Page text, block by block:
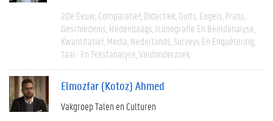
20e Eeuw Comparatief Didactiek Duits Engels Frans
Geschiedenis Hedendaags Iconografie En Beeldanalyse
Kwantitatief Media Nederlands Surveys En Enquêtering
Taal- En Tekstanalyse Veldonderzoek
Elmozfar (Kotoz) Ahmed
Vakgroep Talen en Culturen